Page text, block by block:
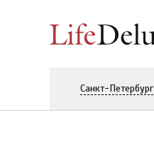
Санкт-Петербург